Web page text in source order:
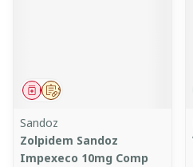
Sur prescription
Médicament
Sandoz
Zolpidem Sandoz
Impexeco 10mg Comp